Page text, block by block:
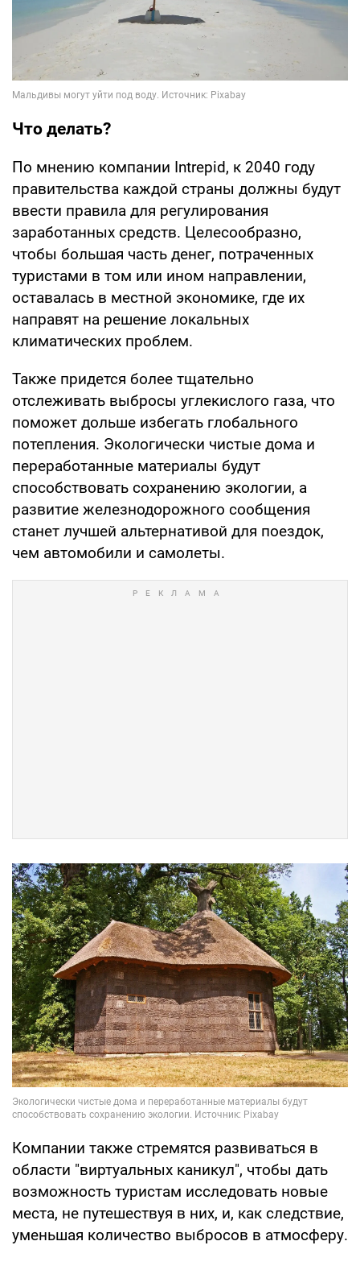
Что делать?
По мнению компании Intrepid, к 2040 году
правительства каждой страны должны будут
ввести правила для регулирования
заработанных средств. Целесообразно,
чтобы большая часть денег, потраченных
туристами в том или ином направлении,
оставалась в местной экономике, где их
направят на решение локальных
климатических проблем.
Также придется более тщательно
отслеживать выбросы углекислого газа, что
поможет дольше избегать глобального
потепления. Экологически чистые дома и
переработанные материалы будут
способствовать сохранению экологии, а
развитие железнодорожного сообщения
станет лучшей альтернативой для поездок,
чем автомобили и самолеты.
Компании также стремятся развиваться в
области "виртуальных каникул", чтобы дать
возможность туристам исследовать новые
места, не путешествуя в них, и, как следствие,
уменьшая количество выбросов в атмосферу.